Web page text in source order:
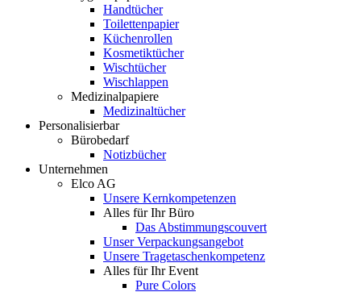
Handtücher
Toilettenpapier
Küchenrollen
Kosmetiktücher
Wischtücher
Wischlappen
Medizinalpapiere
Medizinaltücher
Personalisierbar
Bürobedarf
Notizbücher
Unternehmen
Elco AG
Unsere Kernkompetenzen
Alles für Ihr Büro
Das Abstimmungscouvert
Unser Verpackungsangebot
Unsere Tragetaschenkompetenz
Alles für Ihr Event
Pure Colors